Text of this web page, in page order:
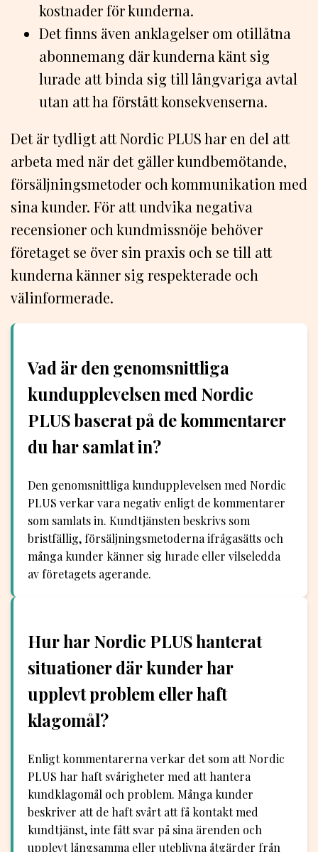
kostnader för kunderna.
Det finns även anklagelser om otillåtna
abonnemang där kunderna känt sig
lurade att binda sig till långvariga avtal
utan att ha förstått konsekvenserna.
Det är tydligt att Nordic PLUS har en del att
arbeta med när det gäller kundbemötande,
försäljningsmetoder och kommunikation med
sina kunder. För att undvika negativa
recensioner och kundmissnöje behöver
företaget se över sin praxis och se till att
kunderna känner sig respekterade och
välinformerade.
Vad är den genomsnittliga
kundupplevelsen med Nordic
PLUS baserat på de kommentarer
du har samlat in?
Den genomsnittliga kundupplevelsen med Nordic
PLUS verkar vara negativ enligt de kommentarer
som samlats in. Kundtjänsten beskrivs som
bristfällig, försäljningsmetoderna ifrågasätts och
många kunder känner sig lurade eller vilseledda
av företagets agerande.
Hur har Nordic PLUS hanterat
situationer där kunder har
upplevt problem eller haft
klagomål?
Enligt kommentarerna verkar det som att Nordic
PLUS har haft svårigheter med att hantera
kundklagomål och problem. Många kunder
beskriver att de haft svårt att få kontakt med
kundtjänst, inte fått svar på sina ärenden och
upplevt långsamma eller uteblivna åtgärder från